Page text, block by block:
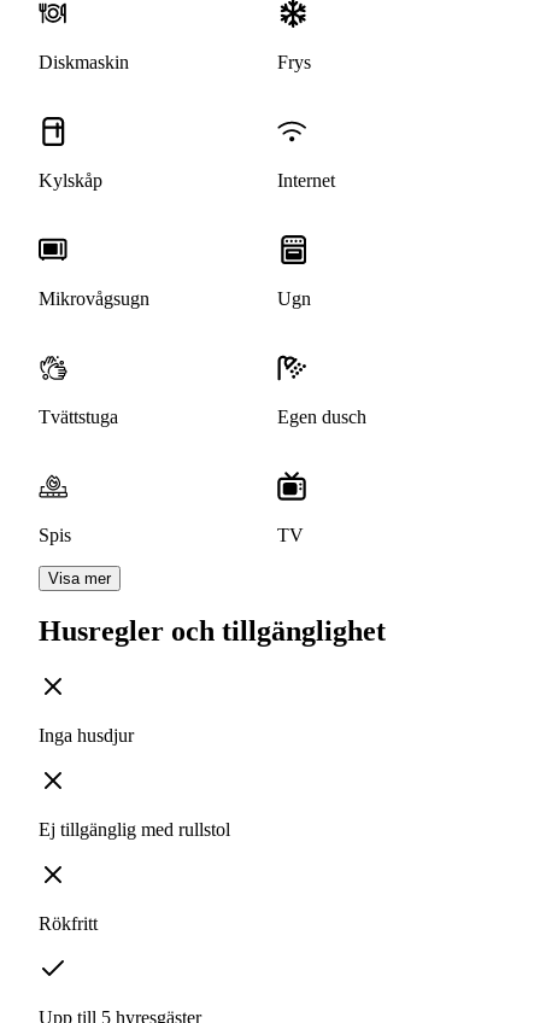
Diskmaskin Frys
Kylskåp Internet
Mikrovågsugn Ugn
Tvättstuga Egen dusch
Spis TV
Visa mer
Husregler och tillgänglighet
Inga husdjur
Ej tillgänglig med rullstol
Rökfritt
Upp till 5 hyresgäster